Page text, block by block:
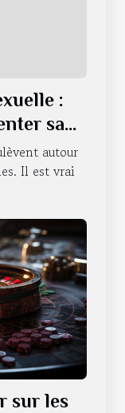
:
sa
autour
Il est vrai
sur les